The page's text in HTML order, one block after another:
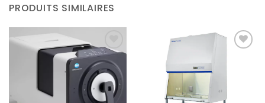
PRODUITS SIMILAIRES
Ajouter
à la liste
d’envies
d’envies